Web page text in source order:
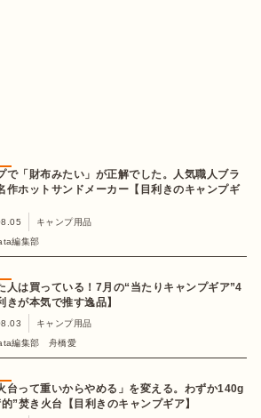
で「財布みたい」が正解でした。人気職人ブラ
作ホットサンドメーカー【目利きのキャンプギ
キャンプ用品
編集部
人は買っている！7月の“当たりキャンプギア”4
きが本気で推す逸品】
キャンプ用品
編集部 舟橋愛
台って重いからやめる」を変える。わずか140g
”焚き火台【目利きのキャンプギア】